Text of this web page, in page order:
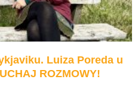
Luiza Poreda u
ROZMOWY!